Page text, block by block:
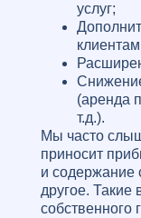
услуг;
(аренда
т.д.).
Мы часто
приносит
и содержание
другое.
собственного